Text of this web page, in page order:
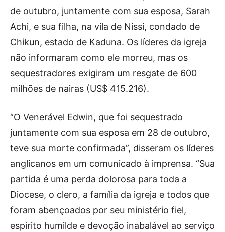
de outubro, juntamente com sua esposa, Sarah
Achi, e sua filha, na vila de Nissi, condado de
Chikun, estado de Kaduna. Os líderes da igreja
não informaram como ele morreu, mas os
sequestradores exigiram um resgate de 600
milhões de nairas (US$ 415.216).
“O Venerável Edwin, que foi sequestrado
juntamente com sua esposa em 28 de outubro,
teve sua morte confirmada”, disseram os líderes
anglicanos em um comunicado à imprensa. “Sua
partida é uma perda dolorosa para toda a
Diocese, o clero, a família da igreja e todos que
foram abençoados por seu ministério fiel,
espírito humilde e devoção inabalável ao serviço